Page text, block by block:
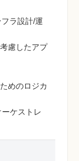
ラ設計/運
慮したアプ
めのロジカ
ケストレ